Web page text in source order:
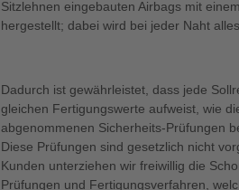
Sitzlehnen eingebauten Airbags mit
hergestellt; dabei wird bei jeder Naht
Dadurch ist gewährleistet, dass jede
gleichen Fertigungswerte aufweist, wie
abgenommenen Sicherheits-Prüfungen
Diese Prüfungen sind gesetzlich nicht
Kunden unterziehen wir freiwillig die
Prüfungen und Fertigungsverfahren,